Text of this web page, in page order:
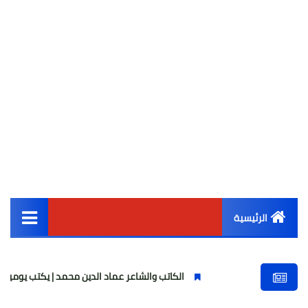
الرئيسية
أخبار مصر
الكاتب والشاعر عماد الدين محمد | يكتب يوميات شاعر وقصيدة